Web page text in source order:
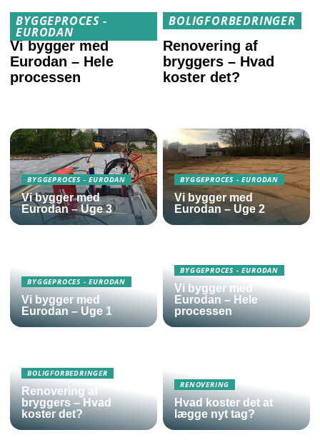
BYGGEPROCES -
EURODAN
Vi bygger med
Eurodan – Hele
processen
BOLIGFORBEDRINGER
Renovering af
bryggers – Hvad
koster det?
BYGGEPROCES - EURODAN
Vi bygger med
Eurodan – Uge 3
BYGGEPROCES - EURODAN
Vi bygger med
Eurodan – Uge 2
BYGGEPROCES - EURODAN
Vi bygger med
Eurodan – Uge 1
BYGGEPROCES - EURODAN
Vi bygger med
Eurodan – Hele
processen
BOLIGFORBEDRINGER
Renovering af
bryggers – Hvad
koster det?
RENOVERING
Hvad koster det at
lægge nyt tag?